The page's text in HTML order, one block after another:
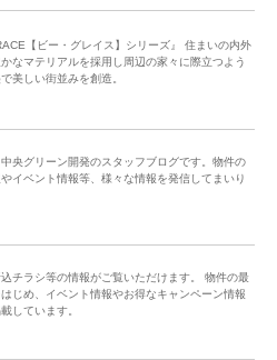
【ビー・グレイス】シリーズ』 住まいの内外
なマテリアルを採用し周辺の家々に際立つよう
美しい街並みを創造。
央グリーン開発のスタッフブログです。物件の
イベント情報等、様々な情報を発信してまいり
チラシ等の情報がご覧いただけます。 物件の最
じめ、イベント情報やお得なキャンペーン情報
しています。